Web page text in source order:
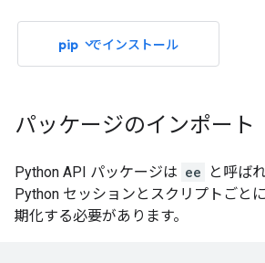
pip expand_more
でインストール
パッケージのインポート
Python API パッケージは ee
と呼ば
Python セッションとスクリプトごと
期化する必要があります。